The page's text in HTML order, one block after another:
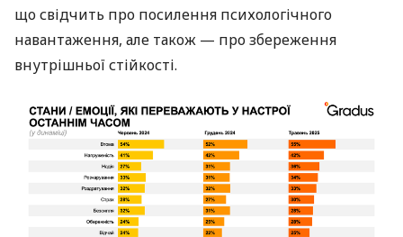
що свідчить про посилення психологічного
навантаження, але також — про збереження
внутрішньої стійкості.